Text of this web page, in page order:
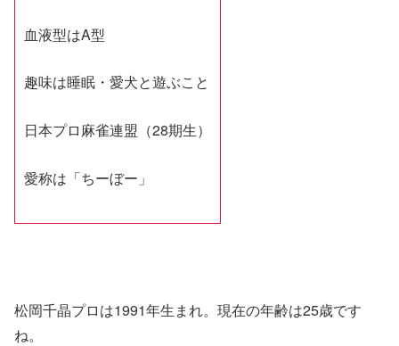
血液型はA型
趣味は睡眠・愛犬と遊ぶこと
日本プロ麻雀連盟（28期生）
愛称は「ちーぼー」
松岡千晶プロは1991年生まれ。現在の年齢は25歳です
ね。